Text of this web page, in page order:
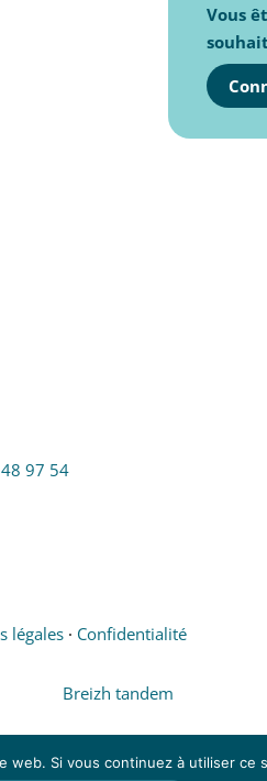
Vous
97 54
légales· Confidentialité
Breizh tandem
Si vous continuez à utiliser